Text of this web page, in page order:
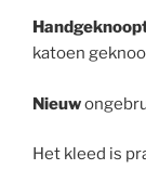
katoen
Nieuw
Het kleed is